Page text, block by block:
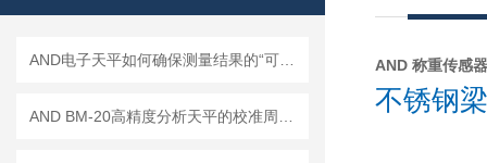
AND 称重传感
不锈钢